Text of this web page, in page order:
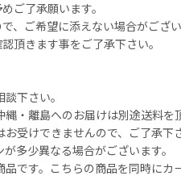
ご了承願います。
、ご希望に添えない場合がござい
頂きます事をご了承下さい。
下さい。
・離島へのお届けは別途送料を
受けできませんので、ご了承下
多少異なる場合がございます。
です。こちらの商品を同時にカ